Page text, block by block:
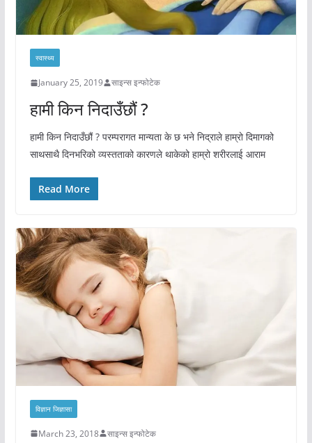
स्वास्थ्य
January 25, 2019 साइन्स इन्फोटेक
हामी किन निदाउँछौं ?
हामी किन निदाउँछौं ? परम्परागत मान्यता के छ भने निद्राले हाम्रो दिमागको
साथसाथै दिनभरिको व्यस्तताको कारणले थाकेको हाम्रो शरीरलाई आराम
Read More
विज्ञान जिज्ञासा
March 23, 2018 साइन्स इन्फोटेक